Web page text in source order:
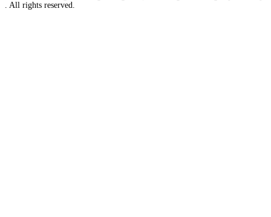
. All rights reserved.